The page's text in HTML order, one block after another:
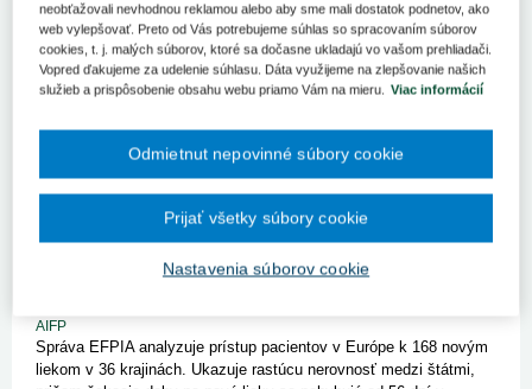
Výdavky na lieky v roku 2025 opäť
vzrástli, počet vydaných balení stagnuje
19. 5. 2026 Kategória:Spravodajstvo Autor/i: redakcia
Zdroj:
NCZI
takmer 2,6 miliardy eur, pričom úhrada zdravotných poisťovní
predstavovala 1,9 miliardy eur.
Rastúca nerovnosť v prístupe k novým
liekom v Európe a predlžovanie čakacích dôb
AIFP
Správa EFPIA analyzuje prístup pacientov v Európe k 168 novým
liekom v 36 krajinách. Ukazuje rastúcu nerovnosť medzi štátmi,
neobťažovali nevhodnou reklamou alebo aby sme mali dostatok podnetov, ako
web vylepšovať. Preto od Vás potrebujeme súhlas so spracovaním súborov
cookies, t. j. malých súborov, ktoré sa dočasne ukladajú vo vašom prehliadači.
Vopred ďakujeme za udelenie súhlasu. Dáta využijeme na zlepšovanie našich
služieb a prispôsobenie obsahu webu priamo Vám na mieru.
Viac informácií
Nastavenia súborov cookie
Odmietnut nepovinné súbory cookie
Prijať všetky súbory cookie